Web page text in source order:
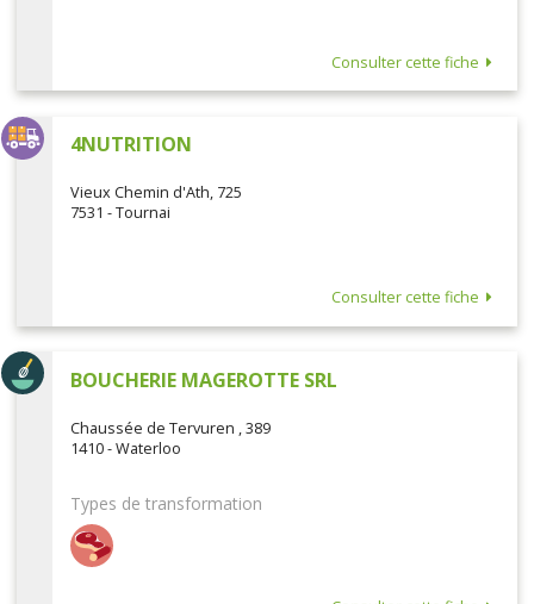
Consulter cette fiche
4NUTRITION
Vieux Chemin d'Ath, 725
7531 - Tournai
Consulter cette fiche
BOUCHERIE MAGEROTTE SRL
Chaussée de Tervuren , 389
1410 - Waterloo
Types de transformation